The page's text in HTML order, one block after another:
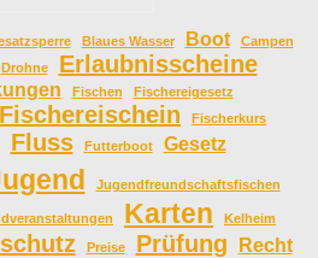
Blaues Wasser Boot
Campen
Drohne Erlaubnisscheine
Fischen Fischereigesetz
Fischereischein Fischerkurs
Fluss Futterboot Gesetz
Jugendfreundschaftsfischen
Karten Kelheim
Preise Prüfung
Recht